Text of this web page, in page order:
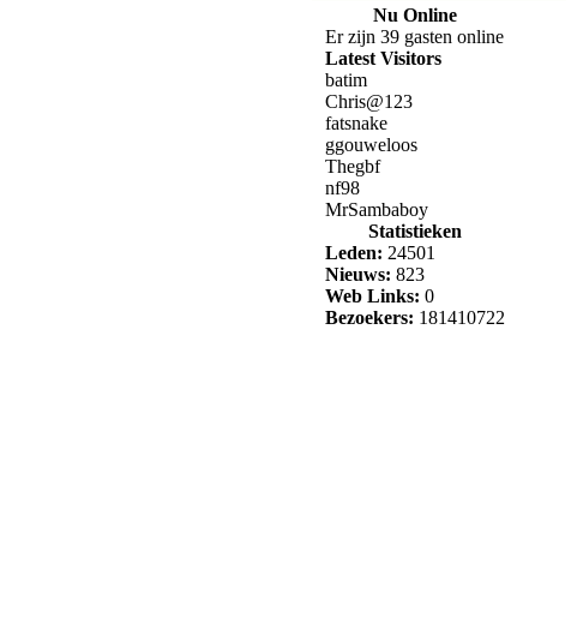
Nu Online
Er zijn 39 gasten online
Latest Visitors
batim
Chris@123
fatsnake
ggouweloos
Thegbf
nf98
MrSambaboy
Statistieken
Leden: 24501
Nieuws: 823
Web Links: 0
Bezoekers: 181410722